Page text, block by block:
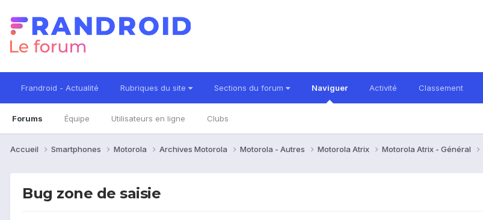
Frandroid - Actualité Rubriques du site Sections du forum Naviguer
Forums Équipe Utilisateurs en ligne Clubs
Activité Classement
Accueil Smartphones Motorola Archives Motorola Motorola - Autres Motorola Atrix Motorola Atrix - Général
Bug zone de saisie